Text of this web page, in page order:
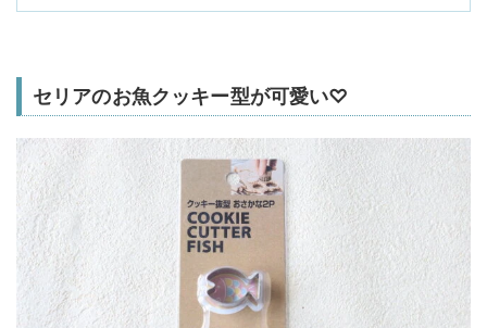
セリアのお魚クッキー型が可愛い♡